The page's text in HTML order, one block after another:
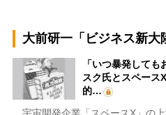
大前研一「ビジネス新大
「いつ暴発して
スク氏とスペース
的…